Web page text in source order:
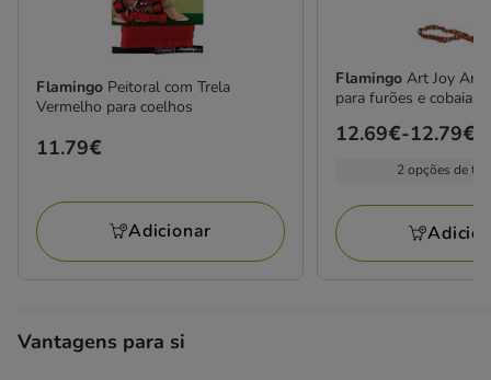
Flamingo Peitoral com Trela
Vermelho para coelhos
Preço
11.79€
Adicionar
FlamingoArt Joy
para furões e cobaias
Preço
a
12.79€
12.69€-12.79€
2 opções de
Vantagens para si